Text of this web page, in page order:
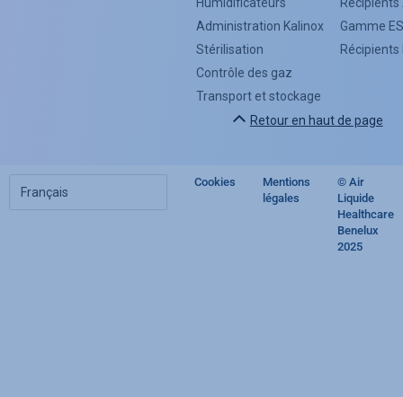
Administration Kalinox
Stérilisation
Contrôle des gaz
Transport et stockage
Gamme
Récipients
Retour en haut de page
votre
Footer
Cookies
Mentions
légales
© Air
Liquide
Healthcare
Benelux
2025